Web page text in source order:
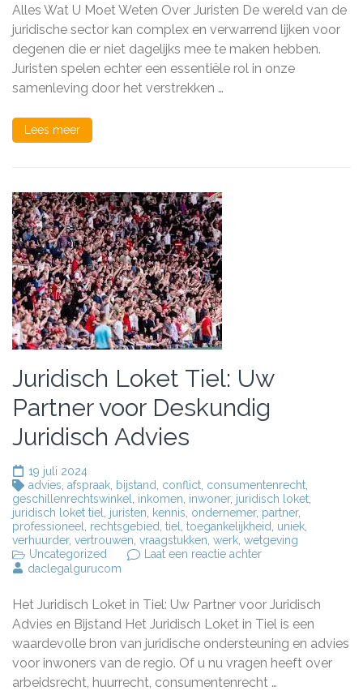
van
Juristen
de
Samenleving:
Alles Wat U Moet Weten Over Juristen De wereld van de
juridische sector kan complex en verwarrend lijken voor
degenen die er niet dagelijks mee te maken hebben.
Juristen spelen echter een essentiële rol in onze
samenleving door het verstrekken …
Lees meer
Juridisch Loket Tiel: Uw
Partner voor Deskundig
Juridisch Advies
19 juli 2024
advies afspraak bijstand conflict consumentenrecht
geschillenrechtswinkel
inkomen inwoner, juridisch loket
juridisch loket tiel
juristen kennis ondernemer, partner,
professioneel
rechtsgebied tiel toegankelijkheid uniek
verhuurder, vertrouwen vraagstukken werk wetgeving
Uncategorized
Laat een reactie achterop
Uw
Partner
voor
Deskundig
Juridisch
Advies
daclegalgurucom
Het Juridisch Loket in Tiel: Uw Partner voor Juridisch
Advies en Bijstand Het Juridisch Loket in Tiel is een
waardevolle bron van juridische ondersteuning en advies
voor inwoners van de regio. Of u nu vragen heeft over
arbeidsrecht, huurrecht, consumentenrecht …